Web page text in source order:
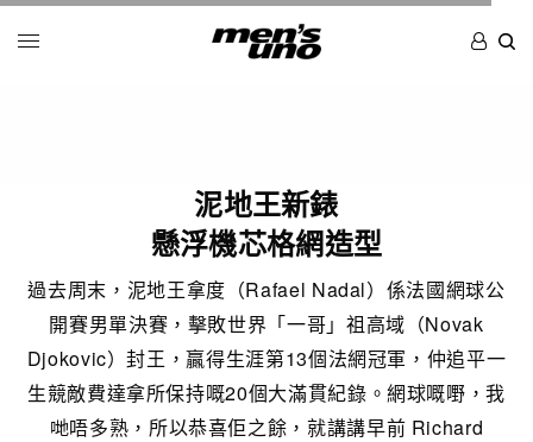
泥地王新錶
懸浮機芯格網造型
過去周末，泥地王拿度（Rafael Nadal）係法國網球公
開賽男單決賽，擊敗世界「一哥」祖高域（Novak
Djokovic）封王，贏得生涯第13個法網冠軍，仲追平一
生競敵費達拿所保持嘅20個大滿貫紀錄。網球嘅嘢，我
哋唔多熟，所以恭喜佢之餘，就講講早前 Richard